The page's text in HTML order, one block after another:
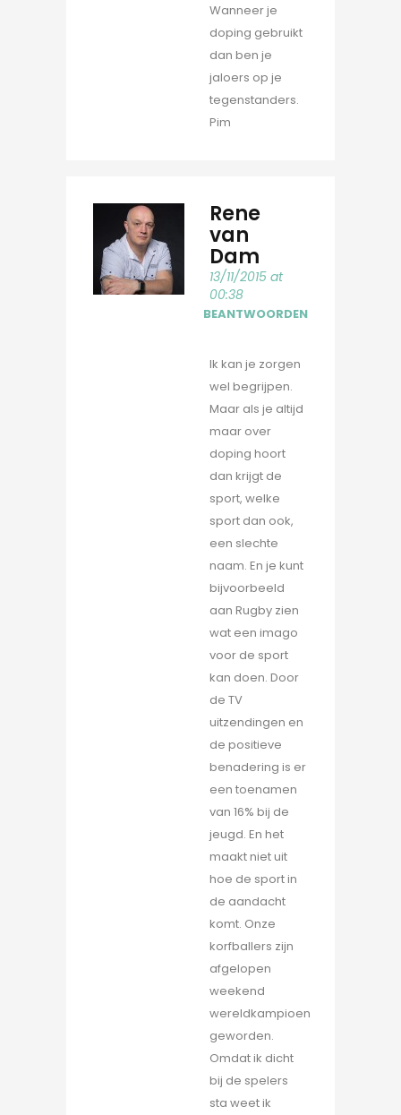
Wanneer je
doping gebruikt
dan ben je
jaloers op je
tegenstanders.
Pim
Rene
van
Dam
13/11/2015 at
00:38
BEANTWOORDEN
Ik kan je zorgen
wel begrijpen.
Maar als je altijd
maar over
doping hoort
dan krijgt de
sport, welke
sport dan ook,
een slechte
naam. En je kunt
bijvoorbeeld
aan Rugby zien
wat een imago
voor de sport
kan doen. Door
de TV
uitzendingen en
de positieve
benadering is er
een toenamen
van 16% bij de
jeugd. En het
maakt niet uit
hoe de sport in
de aandacht
komt. Onze
korfballers zijn
afgelopen
weekend
wereldkampioen
geworden.
Omdat ik dicht
bij de spelers
sta weet ik